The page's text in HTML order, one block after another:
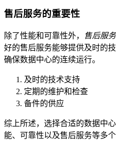
售后服务的重要性
除了性能和可靠性外， 售后服务
好的售后服务能够提供及时的
确保数据中心的连续运行。
及时的技术支持
定期的维护和检查
备件的供应
综上所述，选择合适的数据中
能、可靠性以及售后服务等多